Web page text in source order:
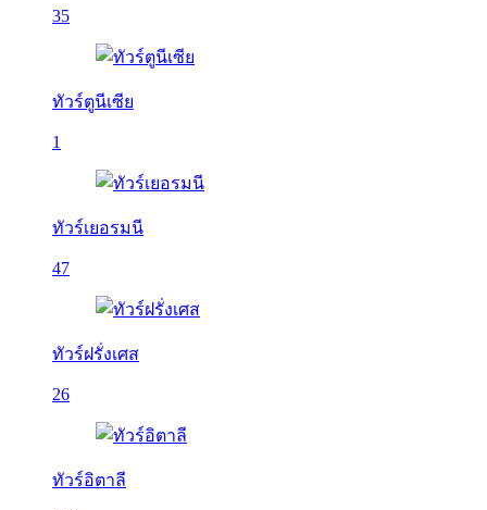
35
ทัวร์ตูนีเซีย
1
ทัวร์เยอรมนี
47
ทัวร์ฝรั่งเศส
26
ทัวร์อิตาลี